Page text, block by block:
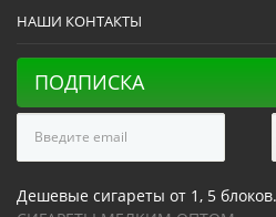
НАШИ КОНТАКТЫ
ПОДПИСКА
Дешевые сигареты от 1, 5